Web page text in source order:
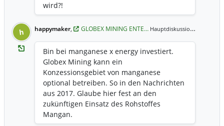
wird?!
h happymaker, GLOBEX MINING ENTE… Hauptdiskussion,
Bin bei manganese x energy investiert.
Globex Mining kann ein
Konzessionsgebiet von manganese
optional betreiben. So in den Nachrichten
aus 2017. Glaube hier fest an den
zukünftigen Einsatz des Rohstoffes
Mangan.